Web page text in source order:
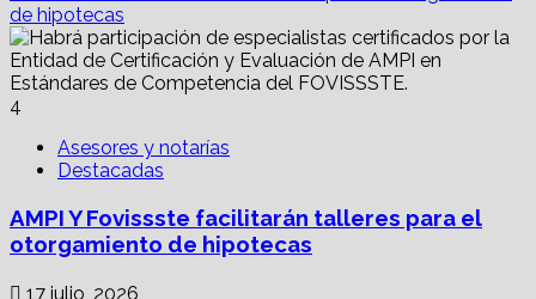
de hipotecas
4
Asesores y notarías
Destacadas
AMPI Y Fovissste facilitarán talleres para el
otorgamiento de hipotecas
17 julio, 2026